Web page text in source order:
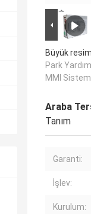
Büyük
Park
MMI
Araba
Tanım
Garanti:
İşlev:
Kurulum: